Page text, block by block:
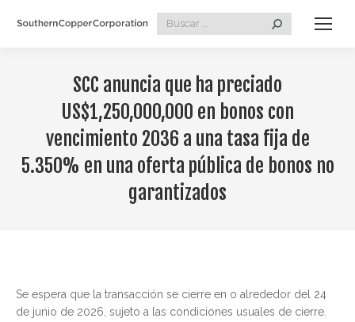
Search:
SCC anuncia que ha preciado
US$1,250,000,000 en bonos con
vencimiento 2036 a una tasa fija de
5.350% en una oferta pública de bonos no
garantizados
Se espera que la transacción se cierre en o alrededor del 24
de junio de 2026, sujeto a las condiciones usuales de cierre.